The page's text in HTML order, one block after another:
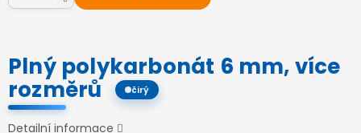
Plný polykarbonát 6 mm, více
rozměrů
čirý
Detailní informace